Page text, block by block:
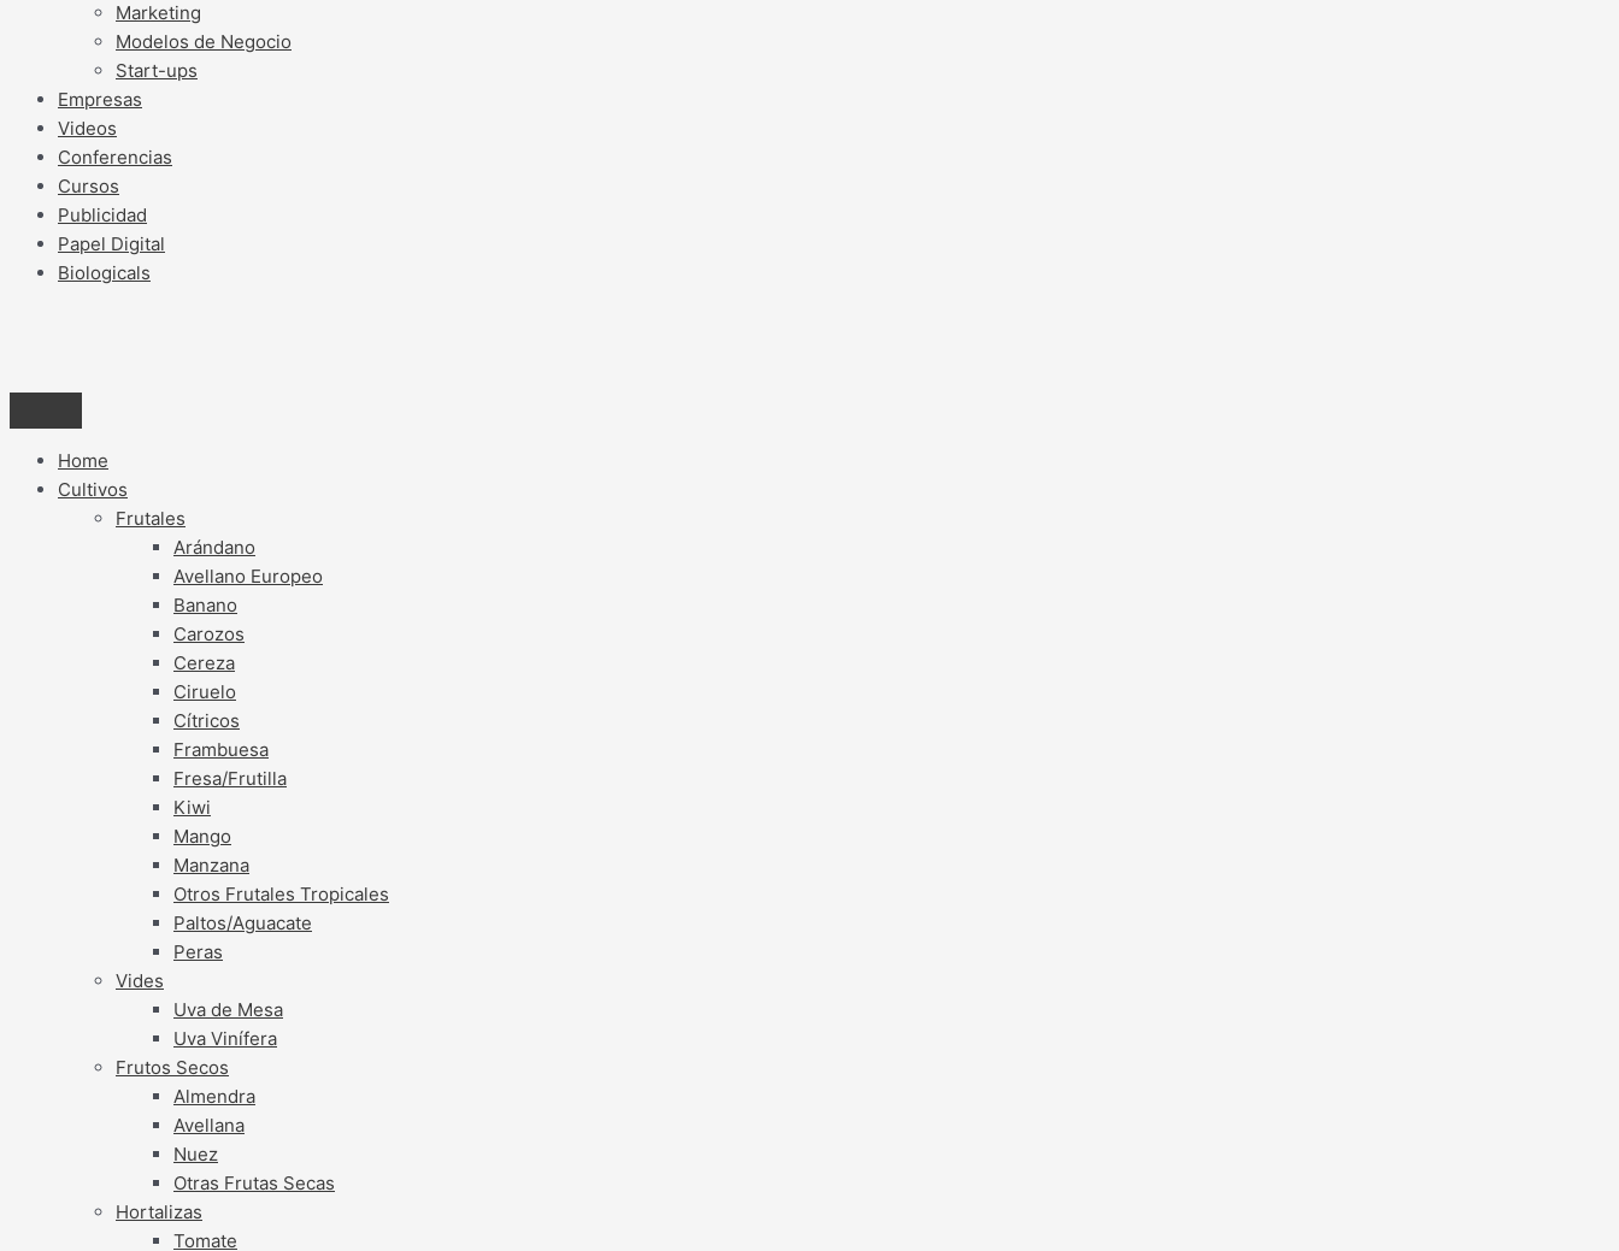
Marketing
Modelos de Negocio
Start-ups
Empresas
Videos
Conferencias
Cursos
Publicidad
Papel Digital
Biologicals
Home
Cultivos
Frutales
Arándano
Avellano Europeo
Banano
Carozos
Cereza
Ciruelo
Cítricos
Frambuesa
Fresa/Frutilla
Kiwi
Mango
Manzana
Otros Frutales Tropicales
Paltos/Aguacate
Peras
Vides
Uva de Mesa
Uva Vinífera
Frutos Secos
Almendra
Avellana
Nuez
Otras Frutas Secas
Hortalizas
Tomate